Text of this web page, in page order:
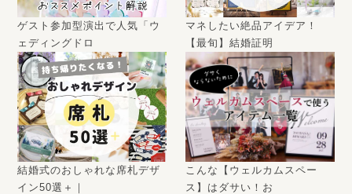
ゲスト参加型演出で人気「ウ
ェディングドロ
マネしたい絶品アイデア！
【最旬】結婚証明
結婚式のおしゃれな席札デザ
イン50選＋｜
こんな【ウェルカムスペー
ス】はダサい！お